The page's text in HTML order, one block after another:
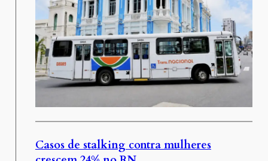
Casos de stalking contra mulheres